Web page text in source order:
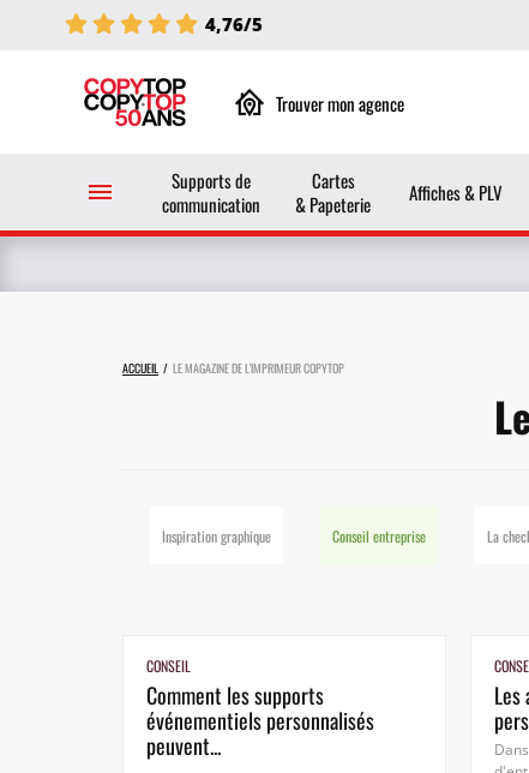
4,76/5
Trouver mon agence
Supports de
communication
Cartes
& Papeterie
Affiches & PLV
ACCUEIL LE MAGAZINE DE L'IMPRIMEUR COPYTOP
Inspiration graphique Conseil entreprise La
CONSEIL
Comment les supports
événementiels personnalisés
peuvent...
Les